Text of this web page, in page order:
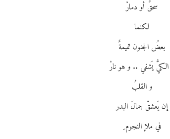
سحقٌ أو دمارْ
لكنما
بعضُ الجنون تميمةٌ
يَشفي .. و هو نارْ
و القلبُ
إن يَعشقْ جمالَ البدر
في ملإ النجوم ِ